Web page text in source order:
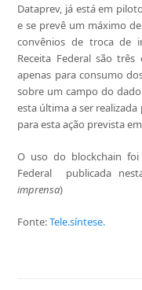
Dataprev, já está em
e se prevê um máximo
convênios de troca de
Receita Federal são
apenas para consumo
sobre um campo do
esta última a ser
para esta ação prevista
O uso do blockchain
Federal publicada
imprensa)
Fonte:Tele.síntese.